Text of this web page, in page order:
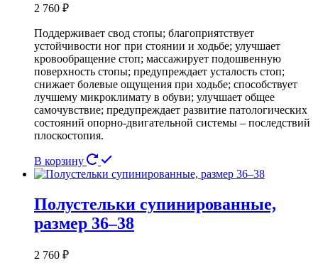
2 760 ₽
Поддерживает свод стопы; благоприятствует
устойчивости ног при стоянии и ходьбе; улучшает
кровообращение стоп; массажирует подошвенную
поверхность стопы; предупреждает усталость стоп;
снижает болевые ощущения при ходьбе; способствует
лучшему микроклимату в обуви; улучшает общее
самочувствие; предупреждает развитие патологических
состояний опорно-двигательной системы – последствий
плоскостопия.
В корзину
Полустельки супинированные,
размер 36–38
2 760 ₽